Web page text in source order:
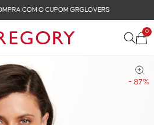
FRETE GRÁTIS NAS COMPRAS
0
- 87%